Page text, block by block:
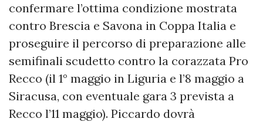
confermare l’ottima condizione mostrata
contro Brescia e Savona in Coppa Italia e
proseguire il percorso di preparazione alle
semifinali scudetto contro la corazzata Pro
Recco (il 1° maggio in Liguria e l’8 maggio a
Siracusa, con eventuale gara 3 prevista a
Recco l’11 maggio). Piccardo dovrà